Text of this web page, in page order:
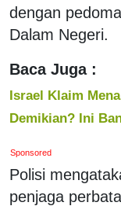
dengan
Dalam Negeri.
Baca Juga :
Israel Klaim
Demikian? Ini
Sponsored
Polisi
penjaga